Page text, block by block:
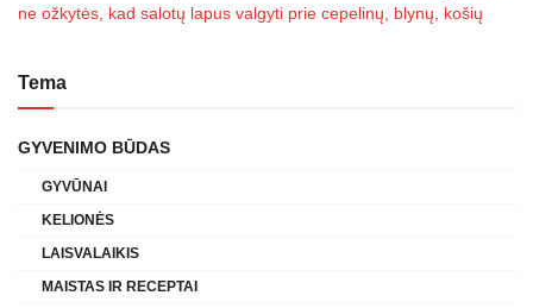
ne ožkytės, kad salotų lapus valgyti prie cepelinų, blynų, košių
Tema
GYVENIMO BŪDAS
GYVŪNAI
KELIONĖS
LAISVALAIKIS
MAISTAS IR RECEPTAI